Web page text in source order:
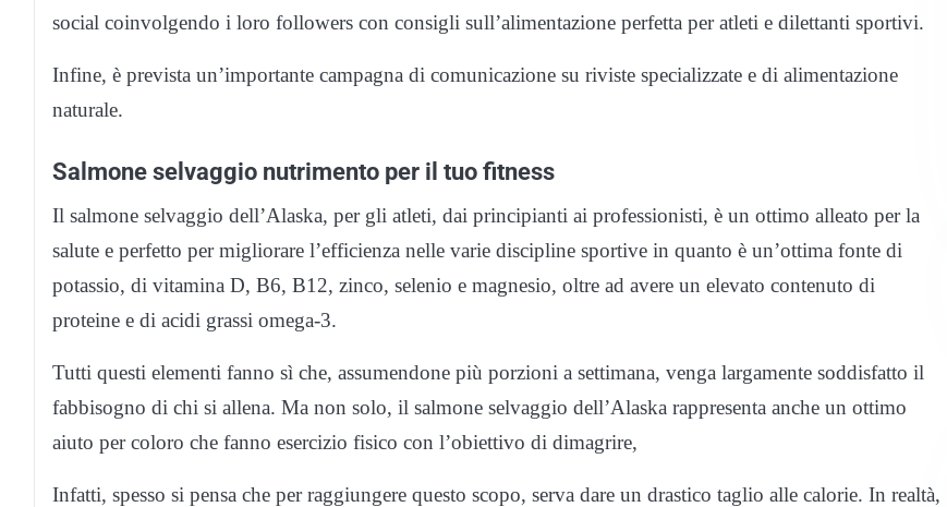
social coinvolgendo i loro followers con consigli sull’alimentazione perfetta per atleti e dilettanti sportivi.
Infine, è prevista un’importante campagna di comunicazione su riviste specializzate e di alimentazione
naturale.
Salmone selvaggio nutrimento per il tuo fitness
Il salmone selvaggio dell’Alaska, per gli atleti, dai principianti ai professionisti, è un ottimo alleato per la
salute e perfetto per migliorare l’efficienza nelle varie discipline sportive in quanto è un’ottima fonte di
potassio, di vitamina D, B6, B12, zinco, selenio e magnesio, oltre ad avere un elevato contenuto di
proteine e di acidi grassi omega-3.
Tutti questi elementi fanno sì che, assumendone più porzioni a settimana, venga largamente soddisfatto il
fabbisogno di chi si allena. Ma non solo, il salmone selvaggio dell’Alaska rappresenta anche un ottimo
aiuto per coloro che fanno esercizio fisico con l’obiettivo di dimagrire,
Infatti, spesso si pensa che per raggiungere questo scopo, serva dare un drastico taglio alle calorie. In realtà,